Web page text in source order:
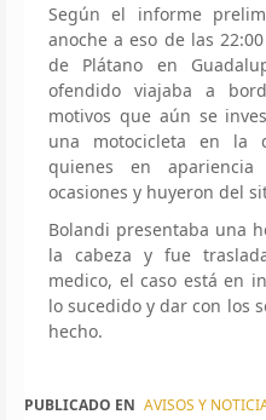
Según el informe
anoche a eso de las
de Plátano en
ofendido viajaba a
motivos que aún se
una motocicleta en la
quienes en
ocasiones y huyeron del
Bolandi presentaba una
la cabeza y fue
medico, el caso está en
lo sucedido y dar con los
hecho.
PUBLICADO EN AVISOS Y